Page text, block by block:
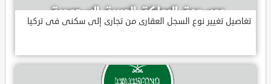
تغاصيل تغيير نوع السجل العقارى من تجارى إلى سكنى فى تركيا